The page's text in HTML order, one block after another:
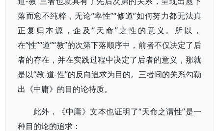
落而愈不纯粹，无论“率性”“修道”如何努力都无法真
正复归本源，企及“天命”之性的意义。所以，
在“性”“道”“教”的次第下落顺序中，前者不仅决定了后
者的存在，并在实践过程中决定了后者的意义，那就
是以“教-道-性”的反向追求为目的。三者间的关系勾勒
出《中庸》的目的论特质。
此外，《中庸》文本也证明了“天命之谓性”是一
种目的论的追求：